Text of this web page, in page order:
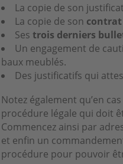
La copie de son
La copie de son
Ses trois derniers
Un engagement de
baux meublés.
Des justificatifs qui
Notez également qu’en
procédure légale qui doit
Commencez ainsi par
et enfin un
procédure pour pouvoir